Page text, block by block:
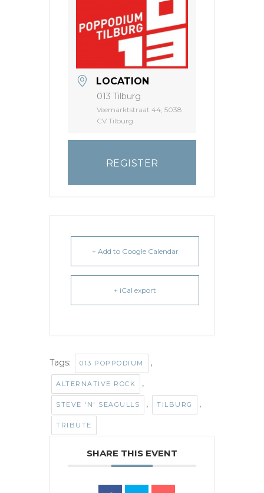
LOCATION
013 Tilburg
Veemarktstraat 44, 5038
CV Tilburg
REGISTER
+ Add to Google Calendar
+ iCal export
Tags: 013 POPPODIUM ,
ALTERNATIVE ROCK ,
STEVE 'N' SEAGULLS , TILBURG ,
TRIBUTE
SHARE THIS EVENT